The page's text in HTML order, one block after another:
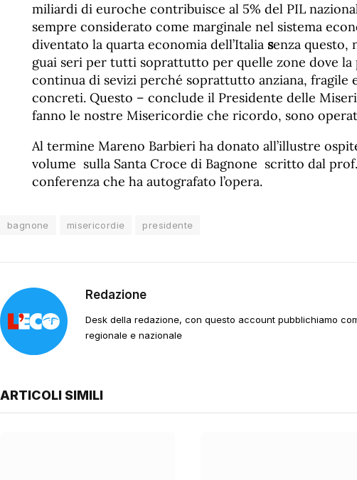
miliardi di euroche contribuisce al 5% del PIL
sempre considerato come marginale nel sistema
diventato la quarta economia dell’Italia senza questo,
guai seri per tutti soprattutto per quelle zone dove la
continua di sevizi perché soprattutto anziana, fragile
concreti. Questo – conclude il Presidente delle
fanno le nostre Misericordie che ricordo, sono
Al termine Mareno Barbieri ha donato all’illustre
volume sulla Santa Croce di Bagnone scritto dal
conferenza che ha autografato l’opera.
bagnone misericordie presidente
Redazione
Desk della redazione, con questo account pubblichiamo
regionale e nazionale
ARTICOLI SIMILI